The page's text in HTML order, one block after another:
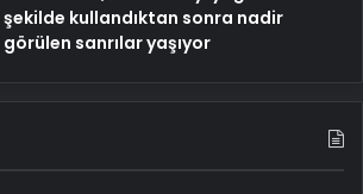
şekilde kullandıktan sonra nadir
görülen sanrılar yaşıyor